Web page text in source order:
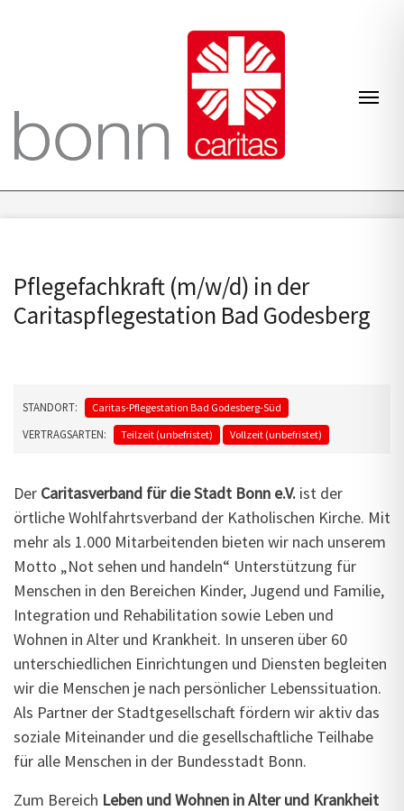
Pflegefachkraft (m/w/d) in der
Caritaspflegestation Bad Godesberg
STANDORT: Caritas-Pflegestation Bad Godesberg-Süd
VERTRAGSARTEN: Teilzeit (unbefristet) Vollzeit (unbefristet)
Der Caritasverband für die Stadt Bonn e.V. ist der
örtliche Wohlfahrtsverband der Katholischen Kirche. Mit
mehr als 1.000 Mitarbeitenden bieten wir nach unserem
Motto „Not sehen und handeln“ Unterstützung für
Menschen in den Bereichen Kinder, Jugend und Familie,
Integration und Rehabilitation sowie Leben und
Wohnen in Alter und Krankheit. In unseren über 60
unterschiedlichen Einrichtungen und Diensten begleiten
wir die Menschen je nach persönlicher Lebenssituation.
Als Partner der Stadtgesellschaft fördern wir aktiv das
soziale Miteinander und die gesellschaftliche Teilhabe
für alle Menschen in der Bundesstadt Bonn.
Zum Bereich Leben und Wohnen in Alter und Krankheit